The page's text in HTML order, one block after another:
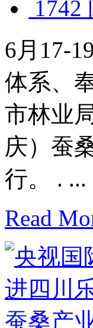
1742
6月17-
体系、
市林业
庆）蚕
行。 . ...
Read